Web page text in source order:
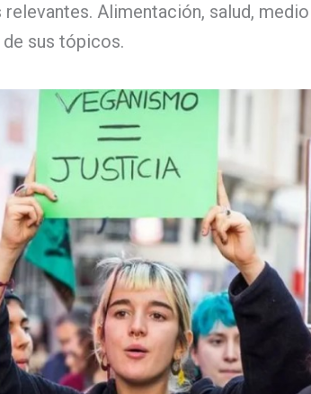
Alimentación, salud,
sus tópicos.